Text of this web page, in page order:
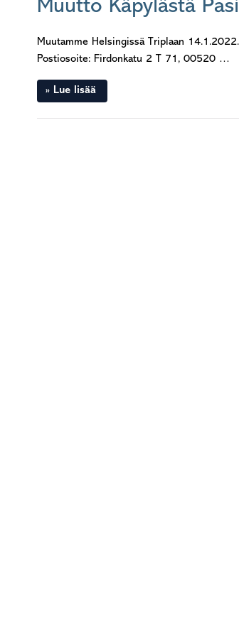
Muutto Käpylästä
Muutamme Helsingissä Triplaan
Postiosoite: Firdonkatu 2 T 71, 00520 …
Lue lisää